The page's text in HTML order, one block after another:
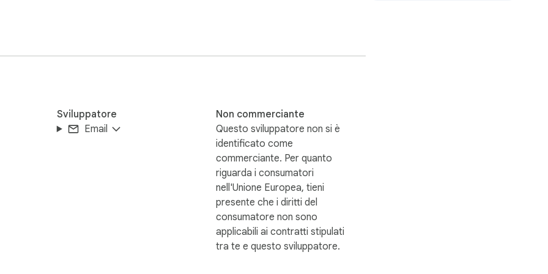
e incollarlo qui con Ctrl+V.
vicino al mouse. Trascina il cursore per regolare la dimensione
triangolare nell’angolo in basso a sinistra e trascina per modificare
Sviluppatore
Email
Non commerciante
Questo sviluppatore non si è
identificato come
commerciante. Per quanto
riguarda i consumatori
nell'Unione Europea, tieni
presente che i diritti del
consumatore non sono
applicabili ai contratti stipulati
tra te e questo sviluppatore.